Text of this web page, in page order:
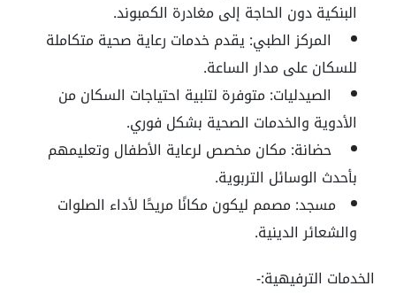
البنكية دون الحاجة إلى مغادرة الكمبوند.
المركز الطبي:يقدم خدمات رعاية صحية متكاملة
للسكان على مدار الساعة.
الصيدليات: متوفرة لتلبية احتياجات السكان من
الأدوية والخدمات الصحية بشكل فوري.
حضانة: مكان مخصص لرعاية الأطفال وتعليمهم
بأحدث الوسائل التربوية.
مسجد: مصمم ليكون مكانًا مريحًا لأداء الصلوات
والشعائر الدينية.
الخدمات الترفيهية:-